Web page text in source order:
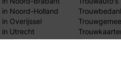
Noord-Holland
Overijssel
Utrecht
Zeeland